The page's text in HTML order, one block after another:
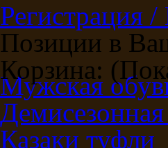
Регистрация
Позиции в
Корзина:
Мужская
Казаки туфли